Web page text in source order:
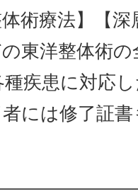
術療法】【
東洋整体術
疾患に対応
には修了証